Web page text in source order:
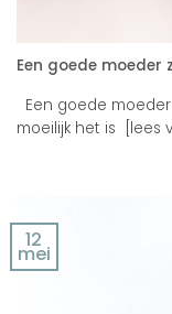
Een goede moeder
Een goede
moeilijk het is [lees
12
mei